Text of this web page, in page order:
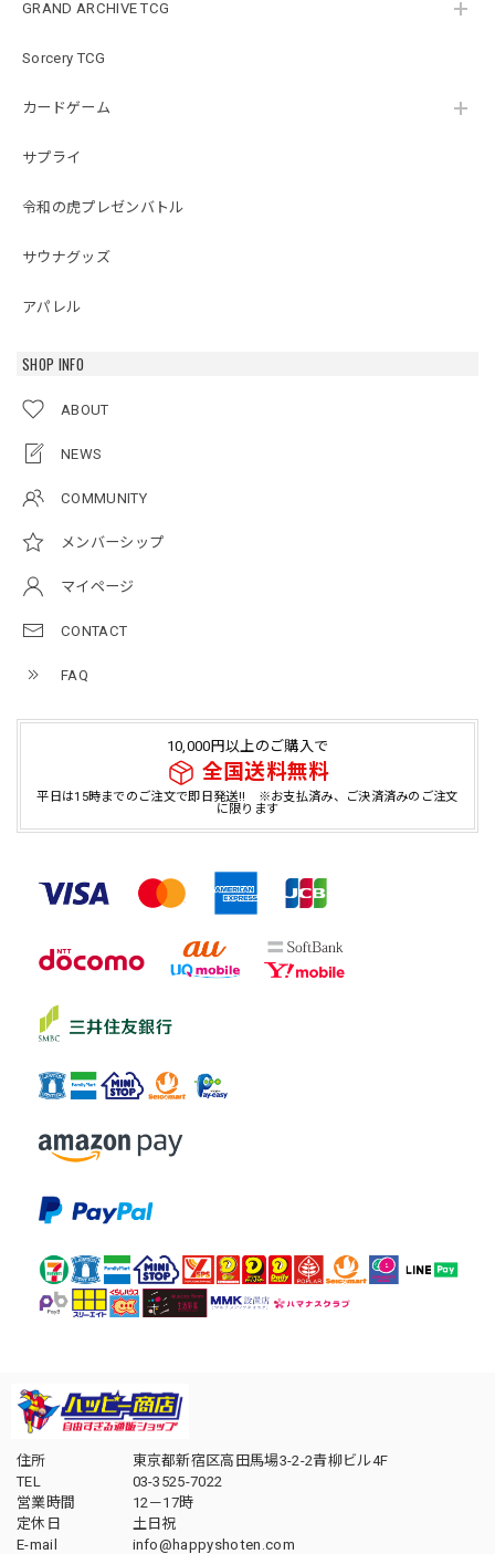
GRAND ARCHIVE TCG
Sorcery TCG
カードゲーム
サプライ
令和の虎プレゼンバトル
サウナグッズ
アパレル
SHOP INFO
ABOUT
NEWS
COMMUNITY
メンバーシップ
マイページ
CONTACT
FAQ
10,000円以上のご購入で
全国送料無料
平日は15時までのご注文で即日発送!! ※お支払済み、ご決済済みのご注文
に限ります
住所
東京都新宿区高田馬場3-2-2青柳ビル4F
TEL
03-3525-7022
営業時間
12－17時
定休日
土日祝
E-mail
info@happyshoten.com